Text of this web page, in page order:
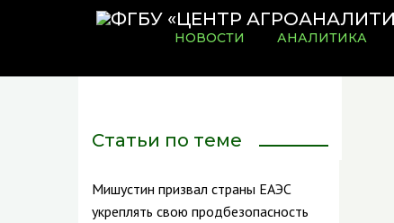
НОВОСТИ АНАЛИТИКА
Статьи по теме
Мишустин призвал страны ЕАЭС
укреплять свою продбезопасность